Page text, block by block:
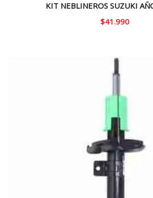
KIT NEBLINEROS SUZUKI
$41.990